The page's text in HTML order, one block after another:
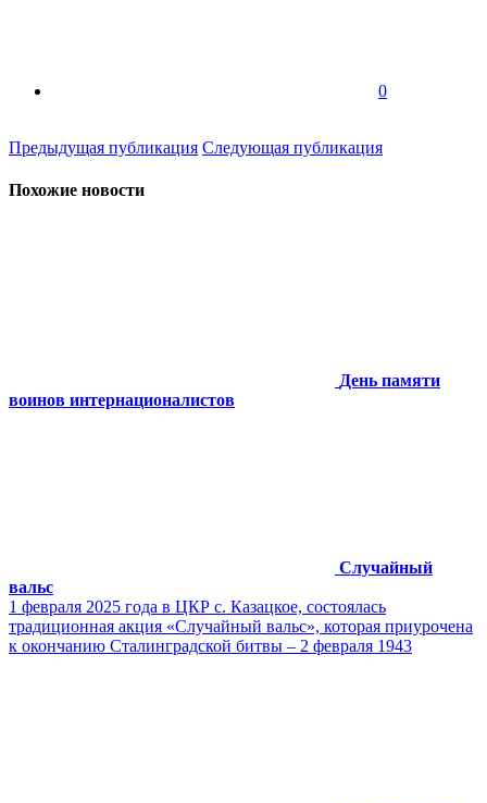
0
Предыдущая публикация Следующая публикация
Похожие новости
День памяти
воинов интернационалистов
Случайный
вальс
1 февраля 2025 года в ЦКР с. Казацкое, состоялась
традиционная акция «Случайный вальс», которая приурочена
к окончанию Сталинградской битвы – 2 февраля 1943